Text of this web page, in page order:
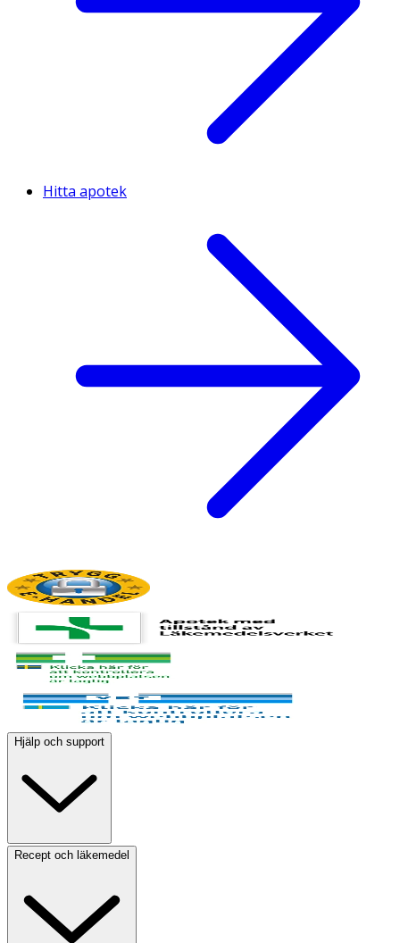
Hitta apotek
Hjälp och support
Recept och läkemedel